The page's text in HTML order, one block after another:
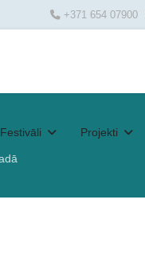
+371 654 07900
Projekti